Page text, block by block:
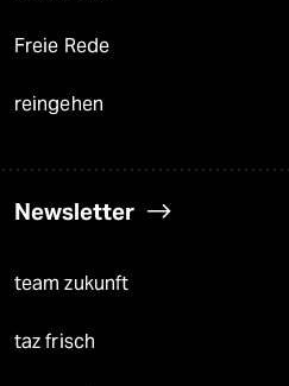
Freie Rede
reingehen
Newsletter
team zukunft
taz frisch